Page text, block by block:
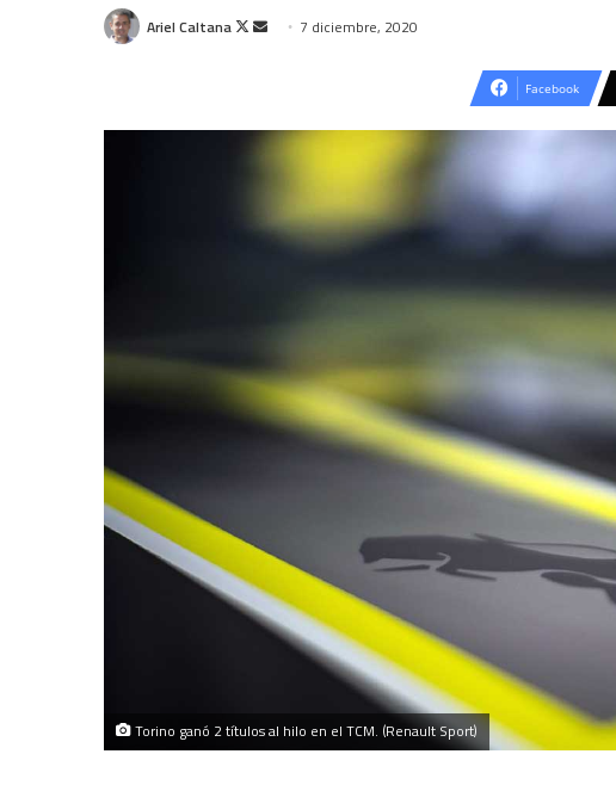
Ariel Caltana
Follow
Send 7 diciembre, 2020
Facebook
Torino ganó 2 títulos al hilo en el TCM. (Renault Sport)